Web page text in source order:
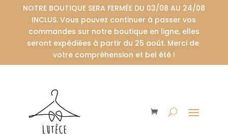
NOTRE BOUTIQUE SERA FERMÉE DU 03/08 AU 24/08
INCLUS. Vous pouvez continuer à passer vos
commandes sur notre boutique en ligne, elles
seront expédiées à partir du 25 août. Merci de
votre compréhension et bel été !